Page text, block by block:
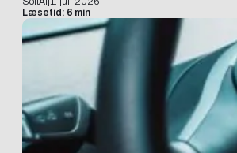
Læsetid: 6 min